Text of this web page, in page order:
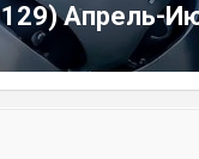
Апрель-